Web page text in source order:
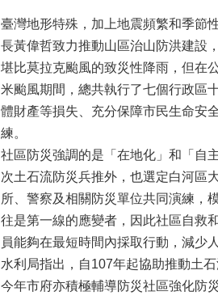
臺灣地形特殊，加上地震頻繁和季節
長黃偉哲致力推動山區治山防洪建設
堪比莫拉克颱風的致災性降雨，但在
米颱風期間，總共執行了七個行政區
體財產等損失、充分保障市民生命安
練。
社區防災強調的是「在地化」和「自
次土石流防災兵推外，也選定白河區
所、警察及相關防災單位共同演練，
往是第一線的應變者，因此社區自救
員能夠在最短時間內採取行動，減少
水利局指出，自107年起協助推動土
今年市府亦積極輔導防災社區強化防